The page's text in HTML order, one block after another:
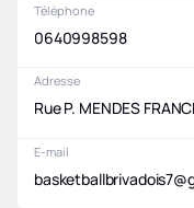
Téléphone
0640998598
Adresse
Rue P. MENDES
E-mail